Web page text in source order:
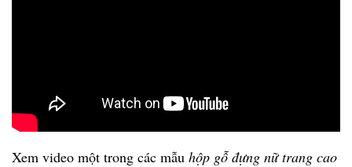
Xem video một trong các mẫu hộp gỗ đựng nữ trang cao